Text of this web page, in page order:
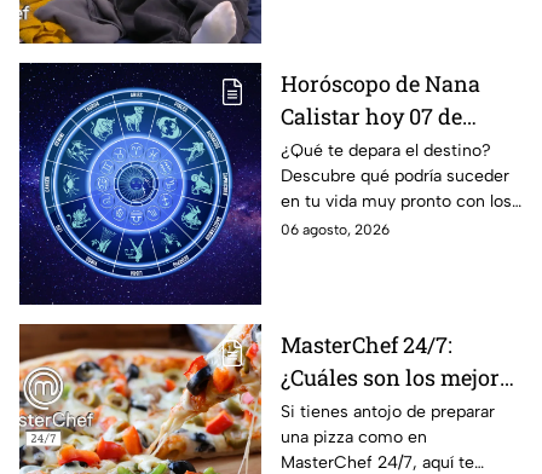
Horóscopo de Nana
Calistar hoy 07 de
agosto; estos signos
podrían dejar de estar
solteros más pronto de
lo que imaginan y
¿Qué te depara el destino?
Descubre qué podría suceder
en tu vida muy pronto con los
horóscopos de Nana Calistar;
06 agosto, 2026
MasterChef 24/7:
¿Cuáles son los mejores
quesos para preparar
pizza en casa?
Si tienes antojo de preparar
una pizza como en
MasterChef 24/7, aquí te